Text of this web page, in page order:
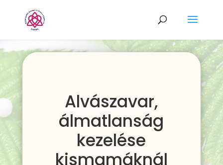
Alvászavar,
álmatlanság
kezelése
kismamáknál